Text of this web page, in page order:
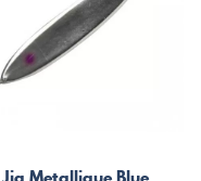
Jig Metallique Blue